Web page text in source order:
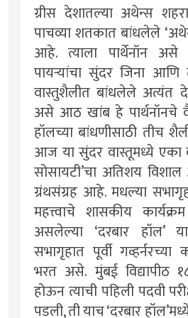
ग्रीस देशातल्या अथेन्स
पाचव्या शतकात बांधलेले
आहे. त्याला पार्थेनॉन असे
पायर्‍यांचा सुंदर जिना
वास्तुशैलीत बांधलेले
असे आठ खांब हे पार्थनॉनचे
हॉलच्या बांधणीसाठी तीच
आज या सुंदर वास्तूमध्ये एका
सोसायटी’चा अतिशय
ग्रंथसंग्रह आहे. मधल्या
महत्त्वाचे शासकीय
असलेल्या ‘दरबार हॉल’
सभागृहात पूर्वी
भरत असे. मुंबई विद्यापीठ
होऊन त्याची पहिली पदवी
पडली, ती याच ‘दरबार